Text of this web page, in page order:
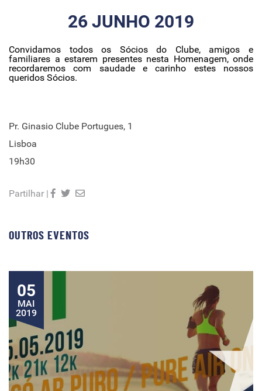
26 JUNHO 2019
Convidamos todos os Sócios do Clube, amigos e
familiares a estarem presentes nesta Homenagem, onde
recordaremos com saudade e carinho estes nossos
queridos Sócios.
Pr. Ginasio Clube Portugues, 1
Lisboa
19h30
Partilhar |
OUTROS EVENTOS
05
MAI
2019